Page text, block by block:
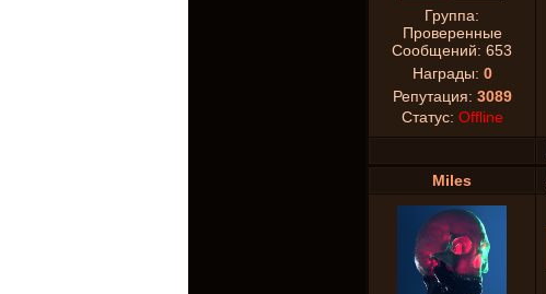
Группа:
Проверенные
Сообщений: 653
Награды: 0
Репутация: 3089
Статус: Offline
Miles